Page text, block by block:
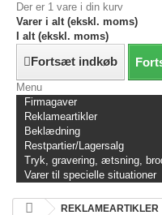
Der er 1 vare i din kurv
Varer i alt (ekskl. moms)
I alt (ekskl. moms)
Fortsæt indkøb
Menu
Firmagaver
Reklameartikler
Beklædning
Restpartier/Lagersalg
Tryk, gravering, ætsning,
Varer til specielle situationer
REKLAMEARTIKLER